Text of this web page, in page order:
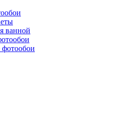
ванной
фотообои